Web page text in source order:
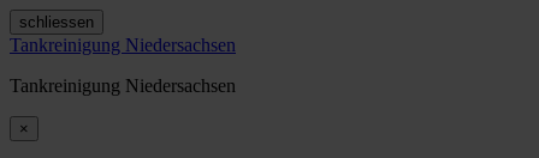
schliessen
Tankreinigung Niedersachsen
Tankreinigung Niedersachsen
×